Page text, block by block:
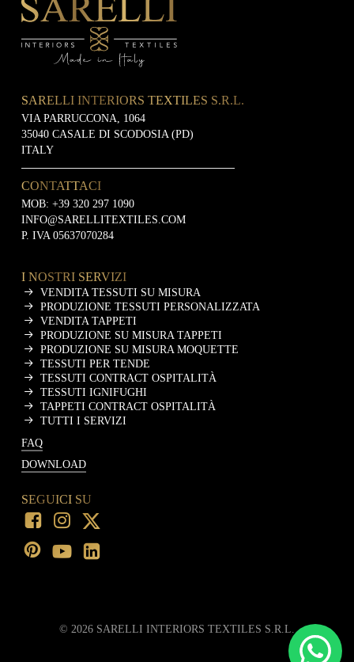
SARELLI INTERIORS TEXTILES S.R.L.
VIA PARRUCCONA, 1064
35040 CASALE DI SCODOSIA (PD)
ITALY
CONTATTACI
MOB: +39 320 297 1090
INFO@SARELLITEXTILES.COM
P. IVA 05637070284
I NOSTRI SERVIZI
VENDITA TESSUTI SU MISURA
PRODUZIONE TESSUTI PERSONALIZZATA
VENDITA TAPPETI
PRODUZIONE SU MISURA TAPPETI
PRODUZIONE SU MISURA MOQUETTE
TESSUTI PER TENDE
TESSUTI CONTRACT OSPITALITÀ
TESSUTI IGNIFUGHI
TAPPETI CONTRACT OSPITALITÀ
TUTTI I SERVIZI
FAQ
DOWNLOAD
SEGUICI SU
© 2026SARELLI INTERIORS TEXTILES S.R.L.